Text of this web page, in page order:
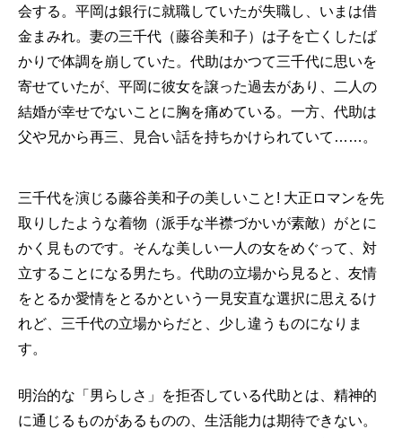
会する。平岡は銀行に就職していたが失職し、いまは借
金まみれ。妻の三千代（藤谷美和子）は子を亡くしたば
かりで体調を崩していた。代助はかつて三千代に思いを
寄せていたが、平岡に彼女を譲った過去があり、二人の
結婚が幸せでないことに胸を痛めている。一方、代助は
父や兄から再三、見合い話を持ちかけられていて……。
三千代を演じる藤谷美和子の美しいこと! 大正ロマンを先
取りしたような着物（派手な半襟づかいが素敵）がとに
かく見ものです。そんな美しい一人の女をめぐって、対
立することになる男たち。代助の立場から見ると、友情
をとるか愛情をとるかという一見安直な選択に思えるけ
れど、三千代の立場からだと、少し違うものになりま
す。
明治的な「男らしさ」を拒否している代助とは、精神的
に通じるものがあるものの、生活能力は期待できない。